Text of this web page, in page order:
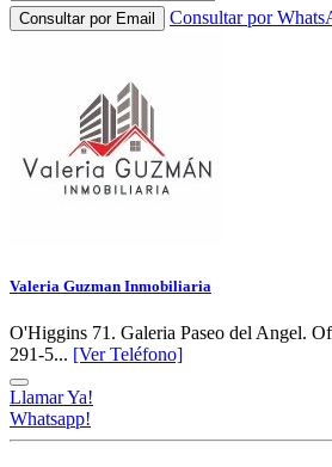
Consultar por Email Consultar por
Valeria Guzman Inmobiliaria
O'Higgins 71. Galeria Paseo del Angel.
291-5... [Ver Teléfono]
Llamar Ya!
Whatsapp!